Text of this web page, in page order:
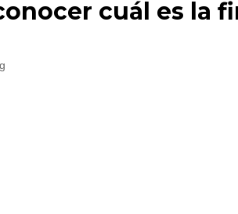
cuál es la